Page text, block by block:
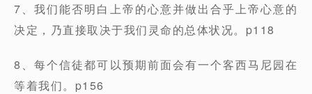
7、我们能否明白上帝的心意并做出合乎上帝心意的
决定，乃直接取决于我们灵命的总体状况。p118
8、每个信徒都可以预期前面会有一个客西马尼园在
等着我们。p156